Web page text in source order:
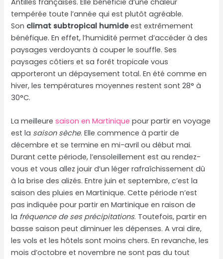
tempérée toute l’année qui est plutôt agréable.
Son climat subtropical humideest extrêmement
bénéfique. En effet, l’humidité permet d’accéder à des
paysages verdoyants à couper le souffle. Ses
paysages côtiers et sa forêt tropicale vous
apporteront un dépaysement total. En été comme en
hiver, les températures moyennes restent sont 28° à
30°C.
La meilleuresaison en Martinique pour partir en voyage
est la saison sèche. Elle commence à partir de
décembre et se termine en mi-avril ou début mai.
Durant cette période, l’ensoleillement est au rendez-
vous et vous allez jouir d’un léger rafraîchissement dû
à la brise des alizés. Entre juin et septembre, c’est la
saison des pluies en Martinique. Cette période n’est
pas indiquée pour partir en Martinique en raison de
la fréquence de ses précipitations. Toutefois, partir en
basse saison peut diminuer les dépenses. A vrai dire,
les vols et les hôtels sont moins chers. En revanche, les
mois d’octobre et novembre ne sont pas du tout